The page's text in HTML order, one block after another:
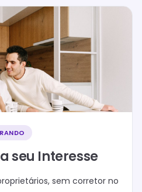
seu Interesse
sem corretor no